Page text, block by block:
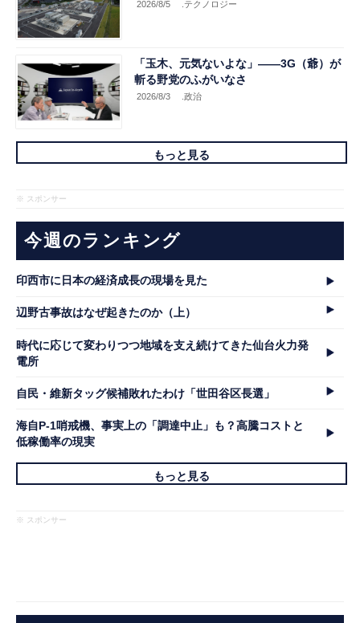
2026/8/5 .テクノロジー
「玉木、元気ないよな」――3G（爺）が
斬る野党のふがいなさ
2026/8/3 .政治
もっと見る
※ スポンサー
今週のランキング
印西市に日本の経済成長の現場を見た
辺野古事故はなぜ起きたのか（上）
時代に応じて変わりつつ地域を支え続けてきた仙台火力発
電所
自民・維新タッグ候補敗れたわけ「世田谷区長選」
海自P-1哨戒機、事実上の「調達中止」も？高騰コストと
低稼働率の現実
もっと見る
※ スポンサー